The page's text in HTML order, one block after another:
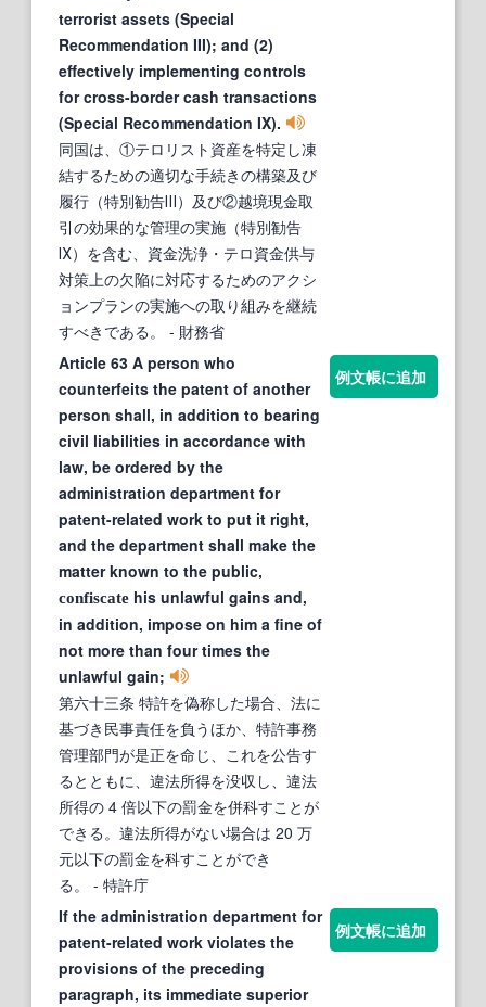
terrorist assets (Special
Recommendation III); and (2)
effectively implementing controls
for cross-border cash transactions
(Special Recommendation IX).
同国は、①テロリスト資産を特定し凍
結するための適切な手続きの構築及び
履行（特別勧告Ⅲ）及び②越境現金取
引の効果的な管理の実施（特別勧告
Ⅸ）を含む、資金洗浄・テロ資金供与
対策上の欠陥に対応するためのアクシ
ョンプランの実施への取り組みを継続
すべきである。
- 財務省
Article 63 A person who
counterfeits the patent of another
person shall, in addition to bearing
civil liabilities in accordance with
law, be ordered by the
administration department for
patent-related work to put it right,
and the department shall make the
matter known to the public,
confiscate his unlawful gains and,
in addition, impose on him a fine of
not more than four times the
unlawful gain;
第六十三条 特許を偽称した場合、法に
基づき民事責任を負うほか、特許事務
管理部門が是正を命じ、これを公告す
るとともに、違法所得を没収し、違法
所得の 4 倍以下の罰金を併科すことが
できる。違法所得がない場合は 20 万
元以下の罰金を科すことができ
る。
- 特許庁
例文帳に追加
If the administration department for
patent-related work violates the
provisions of the preceding
paragraph, its immediate superior
例文帳に追加